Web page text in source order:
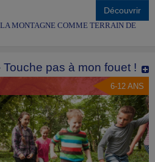
Découvrir
MONTAGNE COMME TERRAIN DE
pas à mon fouet !
6-12 ANS